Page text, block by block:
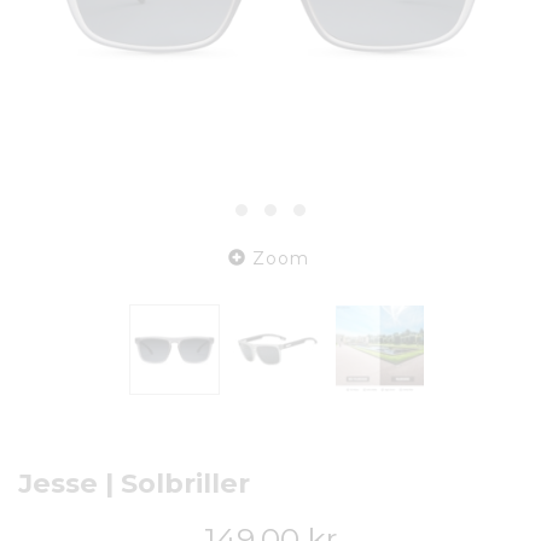
Zoom
Jesse | Solbriller